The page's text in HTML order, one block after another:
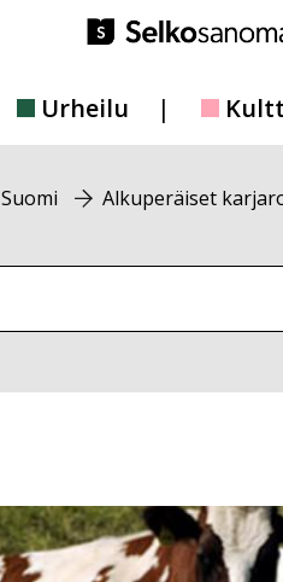
Urheilu
Suomi Alkuperäiset